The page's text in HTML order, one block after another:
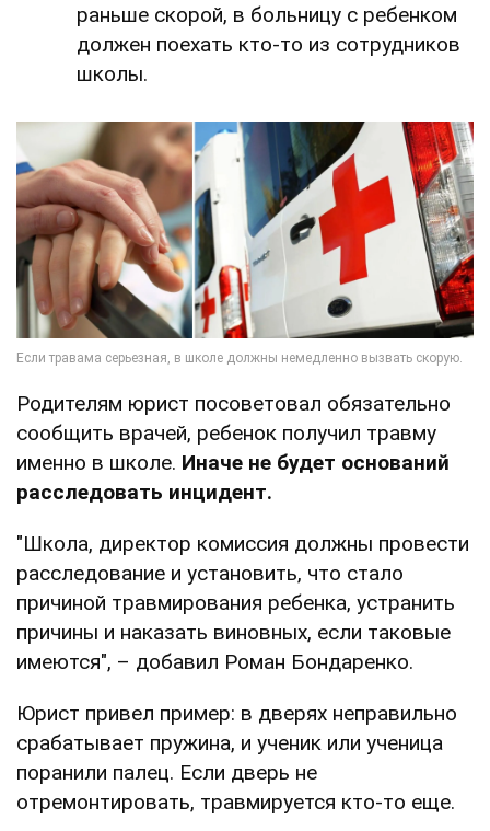
раньше скорой, в больницу с ребенком
должен поехать кто-то из сотрудников
школы.
Родителям юрист посоветовал обязательно
сообщить врачей, ребенок получил травму
именно в школе. Иначе не будет оснований
расследовать инцидент.
"Школа, директор комиссия должны провести
расследование и установить, что стало
причиной травмирования ребенка, устранить
причины и наказать виновных, если таковые
имеются", – добавил Роман Бондаренко.
Юрист привел пример: в дверях неправильно
срабатывает пружина, и ученик или ученица
поранили палец. Если дверь не
отремонтировать, травмируется кто-то еще.